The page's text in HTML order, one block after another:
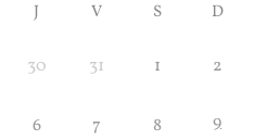
J V S D
30 31 1 2
6 7 8 9